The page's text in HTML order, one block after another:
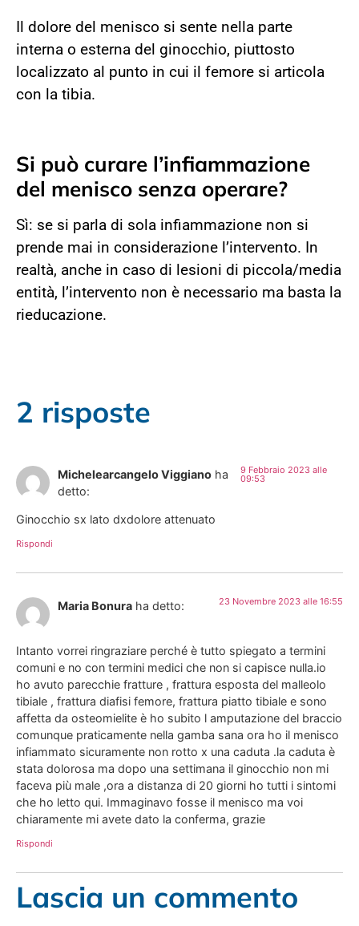
Il dolore del menisco si sente nella parte
interna o esterna del ginocchio, piuttosto
localizzato al punto in cui il femore si articola
con la tibia.
Si può curare l’infiammazione
del menisco senza operare?
Sì: se si parla di sola infiammazione non si
prende mai in considerazione l’intervento. In
realtà, anche in caso di lesioni di piccola/media
entità, l’intervento non è necessario ma basta la
rieducazione.
2 risposte
Michelearcangelo Viggiano ha
detto:
9 Febbraio 2023 alle
09:53
Ginocchio sx lato dxdolore attenuato
Rispondi
Maria Bonura ha detto: 23 Novembre 2023 alle 16:55
Intanto vorrei ringraziare perché è tutto spiegato a termini
comuni e no con termini medici che non si capisce nulla.io
ho avuto parecchie fratture , frattura esposta del malleolo
tibiale , frattura diafisi femore, frattura piatto tibiale e sono
affetta da osteomielite è ho subito l amputazione del braccio
comunque praticamente nella gamba sana ora ho il menisco
infiammato sicuramente non rotto x una caduta .la caduta è
stata dolorosa ma dopo una settimana il ginocchio non mi
faceva più male ,ora a distanza di 20 giorni ho tutti i sintomi
che ho letto qui. Immaginavo fosse il menisco ma voi
chiaramente mi avete dato la conferma, grazie
Rispondi
Lascia un commento